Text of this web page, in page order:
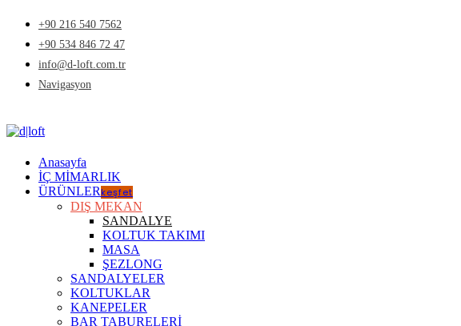
+90 216 540 7562
+90 534 846 72 47
info@d-loft.com.tr
Navigasyon
Anasayfa
İÇ MİMARLIK
ÜRÜNLERkeşfet
DIŞ MEKAN
SANDALYE
KOLTUK TAKIMI
MASA
ŞEZLONG
SANDALYELER
KOLTUKLAR
KANEPELER
BAR TABURELERİ